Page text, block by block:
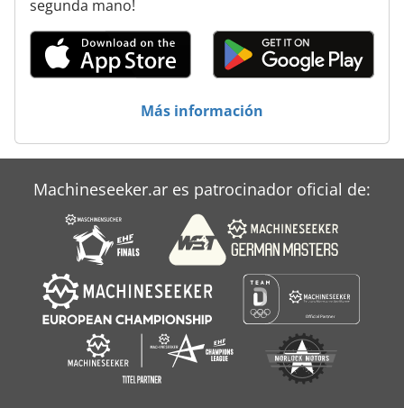
Biesse Rover B Ft
Biesse Rover C
Biesse Skill 1536 G Ft
Biesse Skipper V31
segunda mano!
Más información
Machineseeker.ar es patrocinador oficial de: